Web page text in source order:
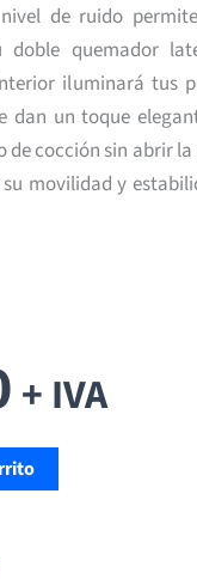
de ruido
doble quemador
iluminará tus
dan un toque
cocción sin abrir
movilidad y
precio
precio
actual
es:
$496.000.
+ IVA